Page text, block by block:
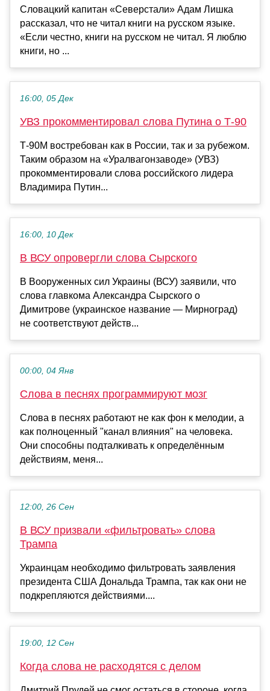
Словацкий капитан «Северстали» Адам Лишка
рассказал, что не читал книги на русском языке.
«Если честно, книги на русском не читал. Я люблю
книги, но ...
16:00, 05 Дек
УВЗ прокомментировал слова Путина о Т-90
Т-90М востребован как в России, так и за рубежом.
Таким образом на «Уралвагонзаводе» (УВЗ)
прокомментировали слова российского лидера
Владимира Путин...
16:00, 10 Дек
В ВСУ опровергли слова Сырского
В Вооруженных сил Украины (ВСУ) заявили, что
слова главкома Александра Сырского о
Димитрове (украинское название — Мирноград)
не соответствуют действ...
00:00, 04 Янв
Слова в песнях программируют мозг
Слова в песнях работают не как фон к мелодии, а
как полноценный "канал влияния" на человека.
Они способны подталкивать к определённым
действиям, меня...
12:00, 26 Сен
В ВСУ призвали «фильтровать» слова
Трампа
Украинцам необходимо фильтровать заявления
президента США Дональда Трампа, так как они не
подкрепляются действиями....
19:00, 12 Сен
Когда слова не расходятся с делом